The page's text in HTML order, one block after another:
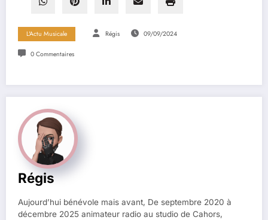
L'Actu Musicale Régis 09/09/2024
0 Commentaires
Régis
Aujourd’hui bénévole mais avant, De septembre 2020 à
décembre 2025 animateur radio au studio de Cahors,